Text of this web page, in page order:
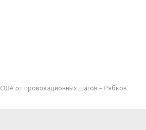
от провокационных шагов – Рябков